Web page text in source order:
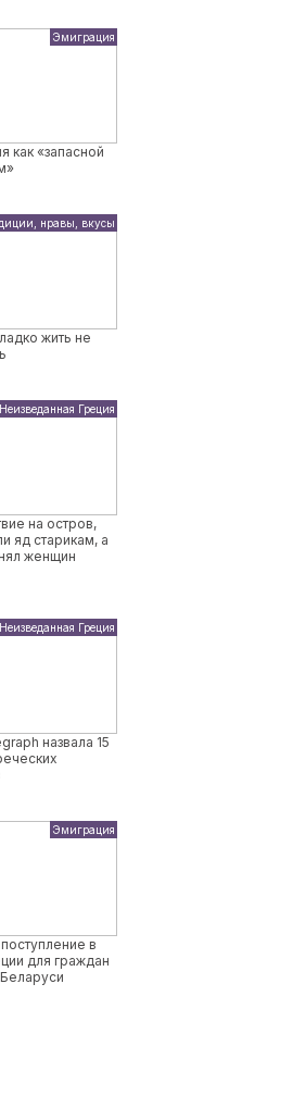
Эмиграция
как «запасной
нравы, вкусы
жить не
Неизведанная Греция
на остров,
яд старикам, а
женщин
Неизведанная Греция
назвала 15
Эмиграция
в
для граждан